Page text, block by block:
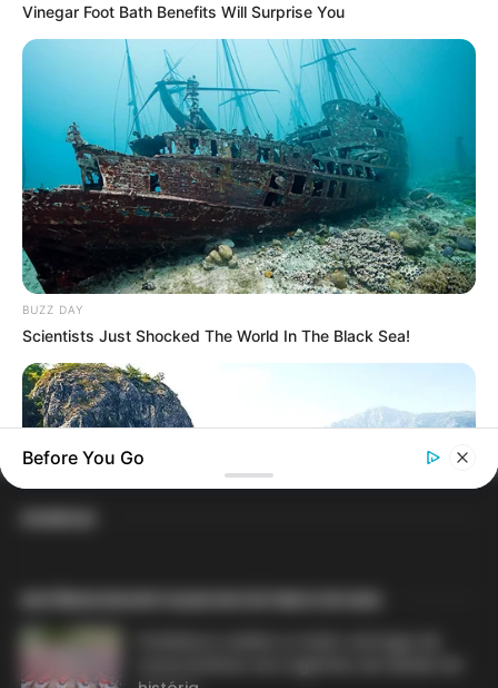
4,61 bilhões para 2,7 milhões de
contribuintes.
Motos e bicicletas para ACS e ACE: veja o
passo a passo para conseguir o benefício.
PLP 185 continua travado na Câmara dos
Deputados por erro em seu texto.
ACS e ACE: celetista, estatutário ou
no seu bolso e na sua carreira.
Vinegar Foot Bath Benefits Will Surprise You
BUZZ DAY
Scientists Just Shocked The World In The Black Sea!
BUZZ DAY
(58 Caratteri)
Before You Go